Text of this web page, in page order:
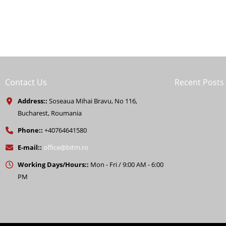
Contact Us
Address:: Soseaua Mihai Bravu, No 116,
Bucharest, Roumania
Phone:: +40764641580
E-mail:: office@bitm.ro
Working Days/Hours:: Mon - Fri / 9:00 AM - 6:00
PM
Recent Posts